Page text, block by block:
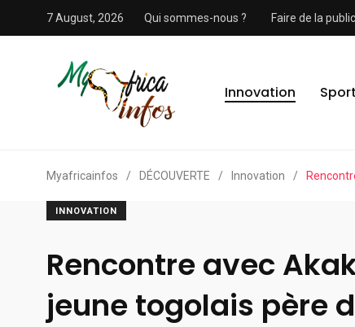
7 August, 2026 Qui sommes-nous ? Faire de la
Innovation Sport
Myafricainfos / DÉCOUVERTE / Innovation /
INNOVATION
Rencontre avec
jeune togolais père